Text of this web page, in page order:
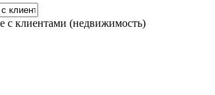
с клиентами (недвижимость)